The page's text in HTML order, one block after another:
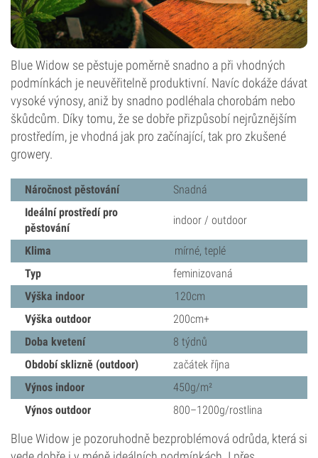
Blue Widow se pěstuje poměrně snadno a při vhodných
podmínkách je neuvěřitelně produktivní. Navíc dokáže dávat
vysoké výnosy, aniž by snadno podléhala chorobám nebo
škůdcům. Díky tomu, že se dobře přizpůsobí nejrůznějším
prostředím, je vhodná jak pro začínající, tak pro zkušené
growery.
Náročnost pěstování
Snadná
Ideální prostředí pro
pěstování
indoor / outdoor
Klima
mírné, teplé
Typ
feminizovaná
Výška indoor
120cm
Výška outdoor
200cm+
Doba kvetení
8 týdnů
Období sklizně (outdoor)
začátek října
Výnos indoor
450g/m²
Výnos outdoor
800–1200g/rostlina
Blue Widow je pozoruhodně bezproblémová odrůda, která si